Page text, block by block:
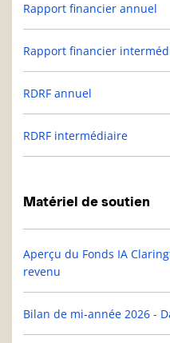
Rapport financier annuel
Rapport financier
RDRF annuel
RDRF intermédiaire
Matériel de soutien
Aperçu du Fonds IA
revenu
Bilan de mi-année 2026 -